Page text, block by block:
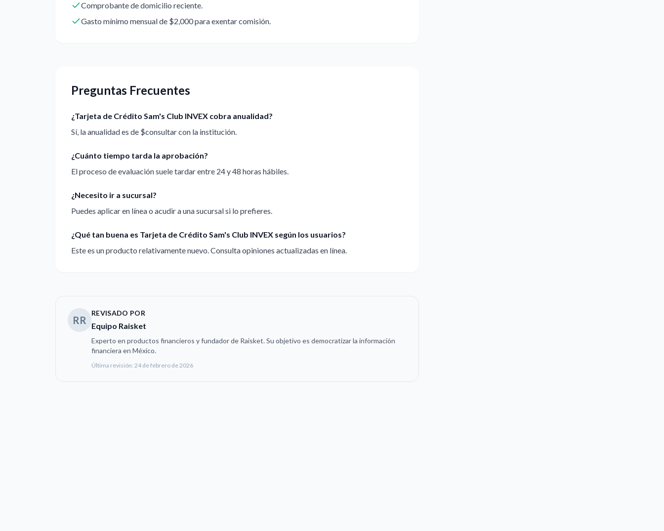
Comprobante de domicilio reciente.
Gasto mínimo mensual de $2,000 para exentar comisión.
Preguntas Frecuentes
¿Tarjeta de Crédito Sam's Club INVEX cobra anualidad?
Sí, la anualidad es de $consultar con la institución.
¿Cuánto tiempo tarda la aprobación?
El proceso de evaluación suele tardar entre 24 y 48 horas hábiles.
¿Necesito ir a sucursal?
Puedes aplicar en línea o acudir a una sucursal si lo prefieres.
¿Qué tan buena es Tarjeta de Crédito Sam's Club INVEX según los usuarios?
Este es un producto relativamente nuevo. Consulta opiniones actualizadas en línea.
RR
REVISADO POR
Equipo Raisket
Experto en productos financieros y fundador de Raisket. Su objetivo es democratizar la información
financiera en México.
Última revisión: 24 de febrero de 2026